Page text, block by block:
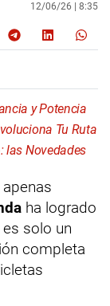
12/06/26 | 8:35
y Potencia
Tu Ruta
las Novedades
ha logrado
solo un
completa